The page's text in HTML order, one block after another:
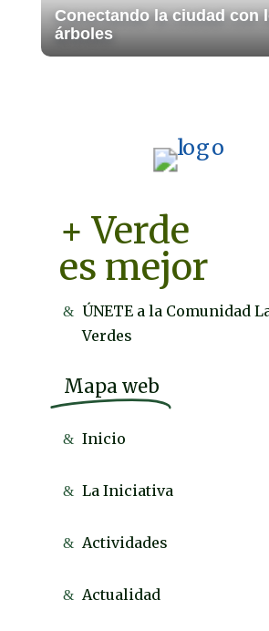
Conectando la ciudad con
árboles
+ Verde
es mejor
ÚNETE a la Comunidad
Verdes
Mapa web
Inicio
La Iniciativa
Actividades
Actualidad